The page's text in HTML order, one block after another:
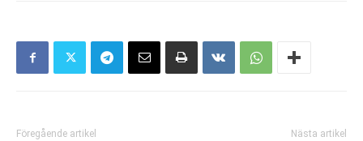
Föregående artikel Nästa artikel